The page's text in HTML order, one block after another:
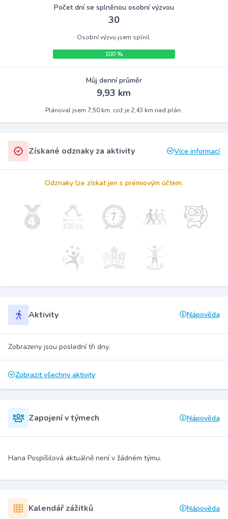
Počet dní se splněnou osobní výzvou
30
Osobní výzvu jsem splnil.
100 %
Můj denní průměr
9,93 km
Plánoval jsem 7,50 km, což je 2,43 km nad plán.
Získané odznaky za aktivity Více informací
Odznaky lze získat jen s prémiovým účtem.
Aktivity Nápověda
Zobrazeny jsou poslední tři dny.
Zobrazit všechny aktivity
Zapojení v týmech Nápověda
Hana Pospíšilová aktuálně není v žádném týmu.
Kalendář zážitků Nápověda